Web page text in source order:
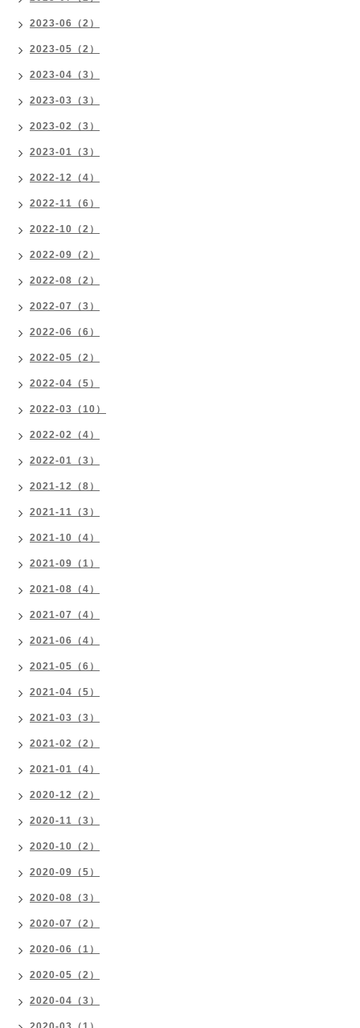
2023-06（2）
2023-05（2）
2023-04（3）
2023-03（3）
2023-02（3）
2023-01（3）
2022-12（4）
2022-11（6）
2022-10（2）
2022-09（2）
2022-08（2）
2022-07（3）
2022-06（6）
2022-05（2）
2022-04（5）
2022-03（10）
2022-02（4）
2022-01（3）
2021-12（8）
2021-11（3）
2021-10（4）
2021-09（1）
2021-08（4）
2021-07（4）
2021-06（4）
2021-05（6）
2021-04（5）
2021-03（3）
2021-02（2）
2021-01（4）
2020-12（2）
2020-11（3）
2020-10（2）
2020-09（5）
2020-08（3）
2020-07（2）
2020-06（1）
2020-05（2）
2020-04（3）